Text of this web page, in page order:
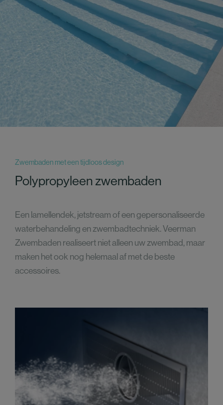
Zwembaden met een tijdloos design
Polypropyleen zwembaden
Een lamellendek, jetstream of een gepersonaliseerde
waterbehandeling en zwembadtechniek. Veerman
Zwembaden realiseert niet alleen uw zwembad, maar
maken het ook nog helemaal af met de beste
accessoires.